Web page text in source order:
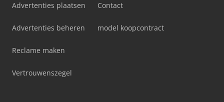
Advertenties plaatsen
Advertenties beheren
Reclame maken
Vertrouwenszegel
Contact
model koopcontract